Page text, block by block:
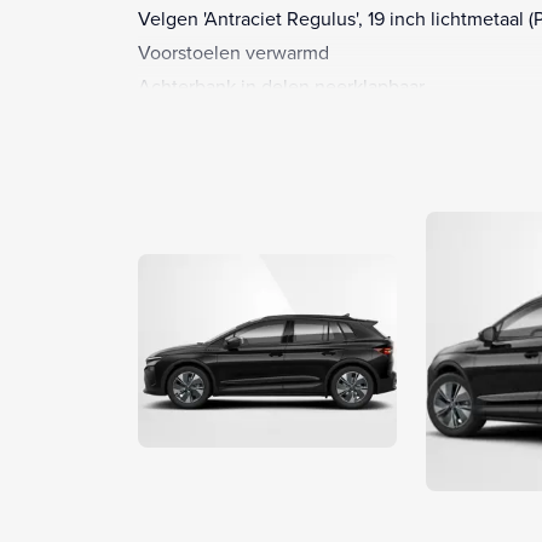
Velgen 'Antraciet Regulus', 19 inch lichtmetaal
Voorstoelen verwarmd
Achterbank in delen neerklapbaar
Armsteun achter
Armsteun voor
Audio installatie
Automatische snelheids begrenzing